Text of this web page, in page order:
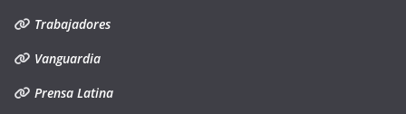
Trabajadores
Vanguardia
Prensa Latina